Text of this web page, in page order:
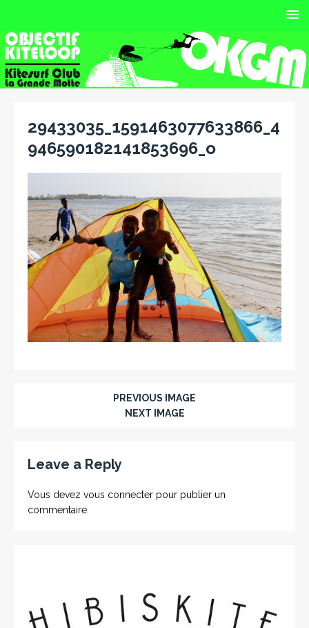
29433035_1591463077633866_4
946590182141853696_o
PREVIOUS IMAGE
NEXT IMAGE
Leave a Reply
Vous devez vous connecter pour publier un
commentaire.